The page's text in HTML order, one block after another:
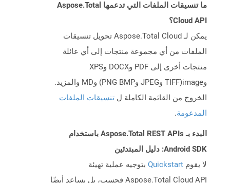
ما تنسيقات الملفات التي تدعمها Aspose.Total
Cloud API؟
يمكن لـ Aspose.Total Cloud تحويل تنسيقات
الملفات من أي مجموعة منتجات إلى أي عائلة
منتجات أخرى إلى PDF وDOCX وXPS
وimage(TIFF وJPEG وPNG BMP) وMD والمزيد.
الخروج من القائمة الكاملة ل تنسيقات الملفات
المدعومة.
البدء بـ Aspose.Total REST APIs باستخدام
Android SDK: دليل المبتدئين
لا يقوم Quickstart بتوجيه عملية تهيئة
Aspose.Total Cloud API فحسب، بل يساعد أيضًا